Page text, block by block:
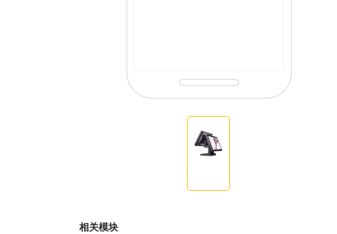
相关模块